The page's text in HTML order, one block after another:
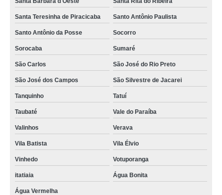
Santa Teresinha de Piracicaba Santo Antônio Paulista
Santo Antônio da Posse Socorro
Sorocaba Sumaré
São Carlos São José do Rio Preto
São José dos Campos São Silvestre de Jacarei
Tanquinho Tatuí
Taubaté Vale do Paraíba
Valinhos Verava
Vila Batista Vila Élvio
Vinhedo Votuporanga
itatiaia Água Bonita
Água Vermelha